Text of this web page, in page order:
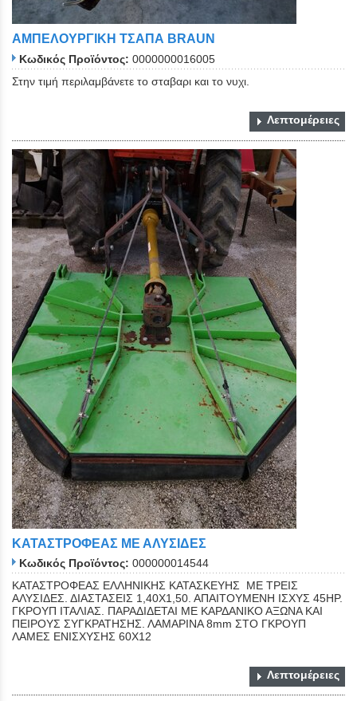
ΑΜΠΕΛΟΥΡΓΙΚΗ ΤΣΑΠΑ BRAUN
Κωδικός Προϊόντος: 0000000016005
Στην τιμή περιλαμβάνετε το σταβαρι και το νυχι.
Λεπτομέρειες
ΚΑΤΑΣΤΡΟΦΕΑΣ ΜΕ ΑΛΥΣΙΔΕΣ
Κωδικός Προϊόντος: 000000014544
ΚΑΤΑΣΤΡΟΦΕΑΣ ΕΛΛΗΝΙΚΗΣ ΚΑΤΑΣΚΕΥΗΣ ΜΕ ΤΡΕΙΣ
ΑΛΥΣΙΔΕΣ. ΔΙΑΣΤΑΣΕΙΣ 1,40Χ1,50. ΑΠΑΙΤΟΥΜΕΝΗ ΙΣΧΥΣ 45ΗΡ.
ΓΚΡΟΥΠ ΙΤΑΛΙΑΣ. ΠΑΡΑΔΙΔΕΤΑΙ ΜΕ ΚΑΡΔΑΝΙΚΟ ΑΞΩΝΑ ΚΑΙ
ΠΕΙΡΟΥΣ ΣΥΓΚΡΑΤΗΣΗΣ. ΛΑΜΑΡΙΝΑ 8mm ΣΤΟ ΓΚΡΟΥΠ
ΛΑΜΕΣ ΕΝΙΣΧΥΣΗΣ 60Χ12
Λεπτομέρειες